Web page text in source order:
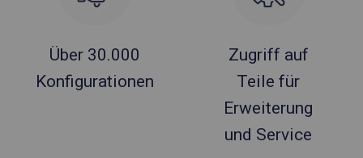
Über 30.000
Konfigurationen
Zugriff auf
Teile für
Erweiterung
und Service